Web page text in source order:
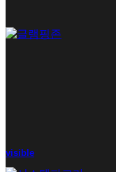
visible